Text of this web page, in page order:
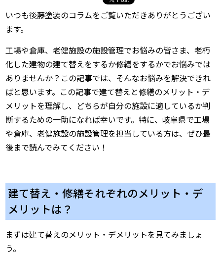
いつも後藤塗装のコラムをご覧いただきありがとうござい
ます。
工場や倉庫、老健施設の施設管理でお悩みの皆さま、老朽
化した建物の建て替えをするか修繕をするかでお悩みでは
ありませんか？この記事では、そんなお悩みを解決できれ
ばと思います。この記事で建て替えと修繕のメリット・デ
メリットを理解し、どちらが自分の施設に適しているか判
断するための一助になれば幸いです。特に、岐阜県で工場
や倉庫、老健施設の施設管理を担当している方は、ぜひ最
後まで読んでみてください！
建て替え・修繕それぞれのメリット・デ
メリットは？
まずは建て替えのメリット・デメリットを見てみましょ
う。